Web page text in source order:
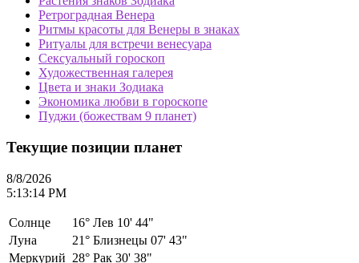
Ретроградная Венера
Ритмы красоты для Венеры в знаках
Ритуалы для встречи венесуара
Сексуальный гороскоп
Художественная галерея
Цвета и знаки Зодиака
Экономика любви в гороскопе
Пуджи (божествам 9 планет)
Текущие позиции планет
8/8/2026
5:13:14 PM
Солнце 16° Лев 10' 44"
Луна
21° Близнецы 07' 43"
Меркурий 28° Рак 30' 38"